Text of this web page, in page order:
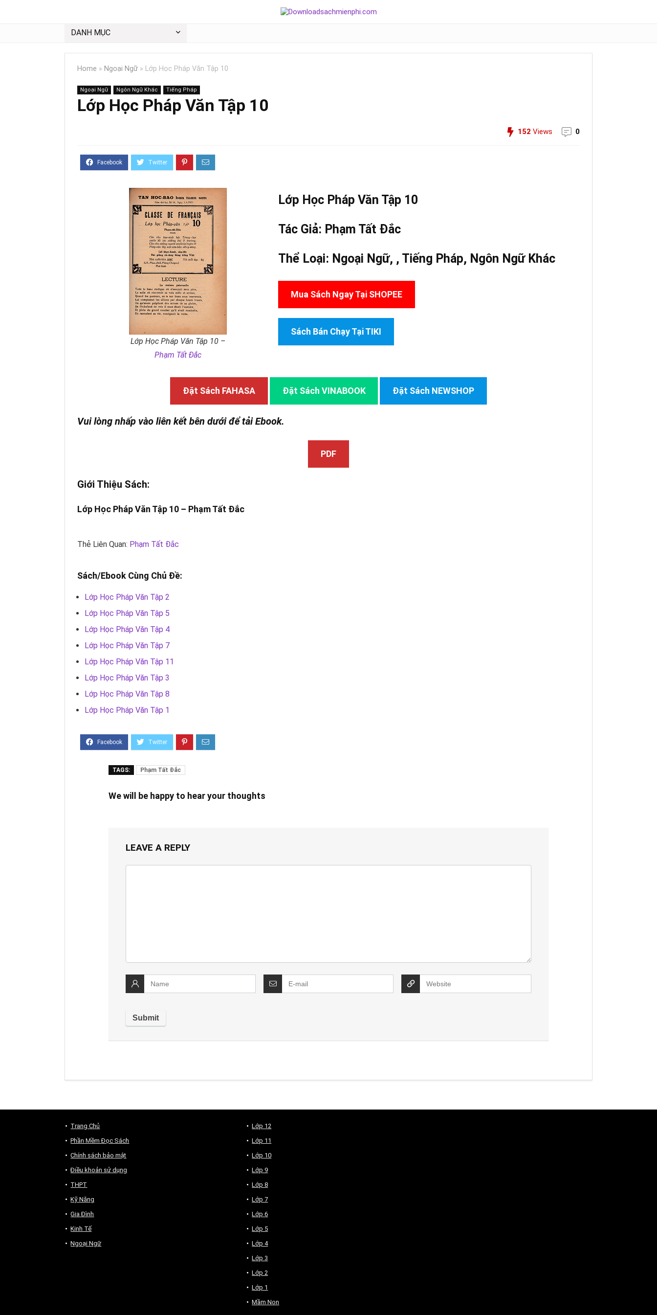
DANH MỤC
Home » Ngoại Ngữ » Lớp Học Pháp Văn Tập 10
Ngoại Ngữ Ngôn Ngữ Khác Tiếng Pháp
Lớp Học Pháp Văn Tập 10
152 Views 0
Lớp Học Pháp Văn Tập 10 –
Phạm Tất Đắc
Lớp Học Pháp Văn Tập 10
Tác Giả: Phạm Tất Đắc
Thể Loại: Ngoại Ngữ, , Tiếng Pháp, Ngôn Ngữ Khác
Mua Sách Ngay Tại SHOPEE
Sách Bán Chạy Tại TIKI
Đặt Sách FAHASA Đặt Sách VINABOOK Đặt Sách NEWSHOP
Vui lòng nhấp vào liên kết bên dưới để tải Ebook.
PDF
Giới Thiệu Sách:
Lớp Học Pháp Văn Tập 10 – Phạm Tất Đắc
Thẻ Liên Quan: Phạm Tất Đắc
Sách/Ebook Cùng Chủ Đề:
Lớp Học Pháp Văn Tập 2
Lớp Học Pháp Văn Tập 5
Lớp Học Pháp Văn Tập 4
Lớp Học Pháp Văn Tập 7
Lớp Học Pháp Văn Tập 11
Lớp Học Pháp Văn Tập 3
Lớp Học Pháp Văn Tập 8
Lớp Học Pháp Văn Tập 1
TAGS: Phạm Tất Đắc
We will be happy to hear your thoughts
LEAVE A REPLY
Trang Chủ
Phần Mềm Đọc Sách
Chính sách bảo mật
Điều khoản sử dụng
THPT
Kỹ Năng
Gia Đình
Kinh Tế
Ngoại Ngữ
Lớp 12
Lớp 11
Lớp 10
Lớp 9
Lớp 8
Lớp 7
Lớp 6
Lớp 5
Lớp 4
Lớp 3
Lớp 2
Lớp 1
Mầm Non